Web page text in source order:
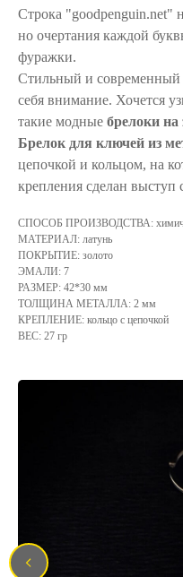
Строка "goodpenguin.net"
но очертания каждой
фуражки.
Стильный и современный
себя внимание. Хочется
такие модные брелоки на
Брелок для ключей из
цепочкой и кольцом, на
крепления сделан выступ
СПОСОБ ПРОИЗВОДСТВА:
МАТЕРИАЛ: латунь
ПОКРЫТИЕ: золото
ЭМАЛИ: 7
РАЗМЕР: 42*30 мм
ТОЛЩИНА МЕТАЛЛА: 2 мм
КРЕПЛЕНИЕ: кольцо с цепочкой
ВЕС: 27 гр